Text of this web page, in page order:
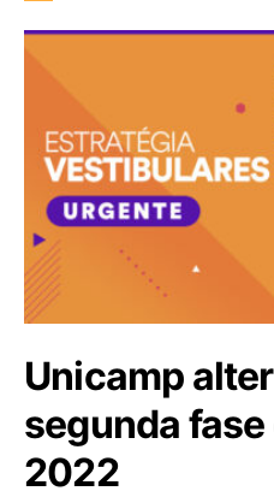
Unicamp
segunda
2022